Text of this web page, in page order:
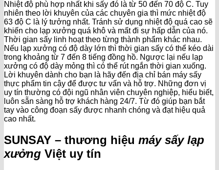
Nhiệt độ phù hợp nhất khi sấy đó là từ 50 đến 70 độ C. Tuy
nhiên theo lời khuyên của các chuyên gia thì mức nhiệt độ
63 độ C là lý tưởng nhất. Tránh sử dụng nhiệt độ quá cao sẽ
khiến cho lạp xưởng quá khô và mất đi sự hấp dẫn của nó.
Thời gian sấy linh hoạt theo từng thành phẩm khác nhau.
Nếu lạp xưởng có độ dày lớn thì thời gian sấy có thể kéo dài
trong khoảng từ 7 đến 8 tiếng đồng hồ. Ngược lại nếu lạp
xưởng có độ dày mỏng thì có thể rút ngắn thời gian xuống.
Lời khuyên dành cho bạn là hãy đến địa chỉ bán máy sấy
thực phẩm tin cậy để được tư vấn và hỗ trợ. Những đơn vị
uy tín thường có đội ngũ nhân viên chuyên nghiệp, hiểu biết,
luôn sẵn sàng hỗ trợ khách hàng 24/7. Từ đó giúp bạn bắt
tay vào công đoạn sấy được nhanh chóng và đạt hiệu quả
cao nhất.
SUNSAY – thương hiệu máy sấy lạp
xưởng Việt uy tín